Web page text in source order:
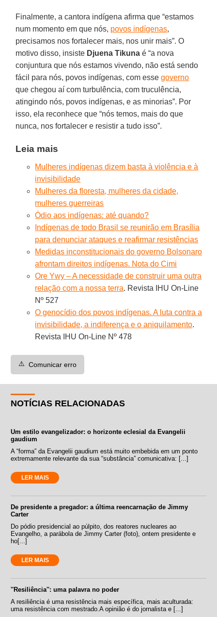
Finalmente, a cantora indígena afirma que “estamos
num momento em que nós, povos indígenas,
precisamos nos fortalecer mais, nos unir mais”. O
motivo disso, insiste Djuena Tikuna é “a nova
conjuntura que nós estamos vivendo, não está sendo
fácil para nós, povos indígenas, com essegoverno
que chegou aí com turbulência, com truculência,
atingindo nós, povos indígenas, e as minorias”. Por
isso, ela reconhece que “nós temos, mais do que
nunca, nos fortalecer e resistir a tudo isso”.
Leia mais
Mulheres indígenas dizem basta à violência e à
invisibilidade
Mulheres da floresta, mulheres da cidade,
mulheres guerreiras
Ódio aos indígenas: até quando?
Indígenas de todo Brasil se reunirão em Brasília
para denunciar ataques e reafirmar resistências
Medidas inconstitucionais do governo Bolsonaro
afrontam direitos indígenas. Nota do Cimi
Ore Ywy – A necessidade de construir uma outra
relação com a nossa terra. Revista IHU On-Line
Nº 527
O genocídio dos povos indígenas. A luta contra a
invisibilidade, a indiferença e o aniquilamento.
Revista IHU On-Line Nº 478
⚠️ Comunicar erro
NOTÍCIAS RELACIONADAS
Um estilo evangelizador: o horizonte eclesial da Evangelii
gaudium
A “forma” da Evangelii gaudium está muito embebida em um ponto
extremamente relevante da sua “substância” comunicativa: [...]
LER MAIS
De presidente a pregador: a última reencarnação de Jimmy
Carter
Do pódio presidencial ao púlpito, dos reatores nucleares ao
Evangelho, a parábola de Jimmy Carter (foto), ontem presidente e
ho[...]
LER MAIS
''Resiliência'': uma palavra no poder
A resiliência é uma resistência mais específica, mais aculturada:
uma resistência com mestrado.A opinião é do jornalista e [...]